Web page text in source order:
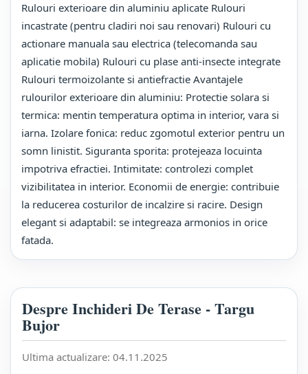
Rulouri exterioare din aluminiu aplicate Rulouri
incastrate (pentru cladiri noi sau renovari) Rulouri cu
actionare manuala sau electrica (telecomanda sau
aplicatie mobila) Rulouri cu plase anti-insecte integrate
Rulouri termoizolante si antiefractie Avantajele
rulourilor exterioare din aluminiu: Protectie solara si
termica: mentin temperatura optima in interior, vara si
iarna. Izolare fonica: reduc zgomotul exterior pentru un
somn linistit. Siguranta sporita: protejeaza locuinta
impotriva efractiei. Intimitate: controlezi complet
vizibilitatea in interior. Economii de energie: contribuie
la reducerea costurilor de incalzire si racire. Design
elegant si adaptabil: se integreaza armonios in orice
fatada.
Despre Inchideri De Terase - Targu
Bujor
Ultima actualizare: 04.11.2025